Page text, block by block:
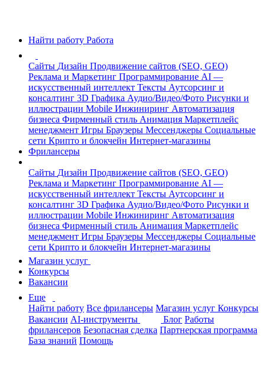
Найти работу Работа
Сайты Дизайн Продвижение сайтов (SEO, GEO)
Реклама и Маркетинг Программирование AI —
искусственный интеллект Тексты Аутсорсинг и
консалтинг 3D Графика Аудио/Видео/Фото Рисунки и
иллюстрации Mobile Инжиниринг Автоматизация
бизнеса Фирменный стиль Анимация Маркетплейс
менеджмент Игры Браузеры Мессенджеры Социальные
сети Крипто и блокчейн Интернет-магазины
Фрилансеры
Сайты Дизайн Продвижение сайтов (SEO, GEO)
Реклама и Маркетинг Программирование AI —
искусственный интеллект Тексты Аутсорсинг и
консалтинг 3D Графика Аудио/Видео/Фото Рисунки и
иллюстрации Mobile Инжиниринг Автоматизация
бизнеса Фирменный стиль Анимация Маркетплейс
менеджмент Игры Браузеры Мессенджеры Социальные
сети Крипто и блокчейн Интернет-магазины
Магазин услуг
Конкурсы
Вакансии
Еще
Найти работу Все фрилансеры Магазин услуг Конкурсы
Вакансии AI-инструменты Блог Работы
фрилансеров Безопасная сделка Партнерская программа
База знаний Помощь